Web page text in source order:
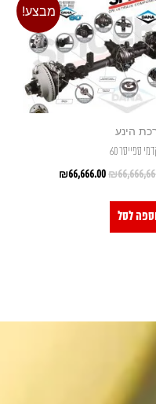
מבצע!
הינע
ספייסר 60
₪
₪66,666.00
לסל